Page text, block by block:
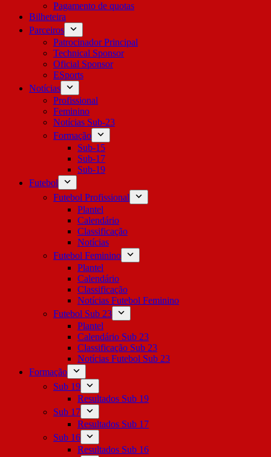
Pagamento de quotas
Bilheteira
Parceiros
Patrocinador Principal
Technical Sponsor
Oficial Sponsor
ESports
Notícias
Profissional
Feminino
Notícias Sub-23
Formação
Sub-15
Sub-17
Sub-19
Futebol
Futebol Profissional
Plantel
Calendário
Classificação
Notícias
Futebol Feminino
Plantel
Calendário
Classificação
Notícias Futebol Feminino
Futebol Sub 23
Plantel
Calendário Sub 23
Classificação Sub 23
Notícias Futebol Sub 23
Formação
Sub 19
Resultados Sub 19
Sub 17
Resultados Sub 17
Sub 16
Resultados Sub 16